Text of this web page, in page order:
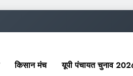
किसान मंच यूपी पंचायत चुनाव